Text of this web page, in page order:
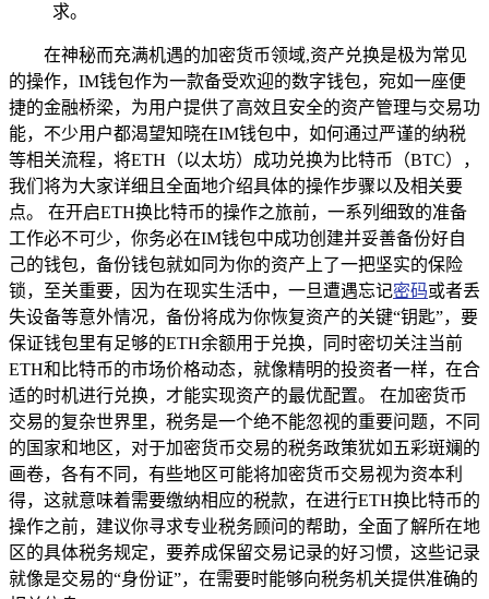
求。
在神秘而充满机遇的加密货币领域,资产兑换是极为常见
的操作，IM钱包作为一款备受欢迎的数字钱包，宛如一座便
捷的金融桥梁，为用户提供了高效且安全的资产管理与交易功
能，不少用户都渴望知晓在IM钱包中，如何通过严谨的纳税
等相关流程，将ETH（以太坊）成功兑换为比特币（BTC），
我们将为大家详细且全面地介绍具体的操作步骤以及相关要
点。 在开启ETH换比特币的操作之旅前，一系列细致的准备
工作必不可少，你务必在IM钱包中成功创建并妥善备份好自
己的钱包，备份钱包就如同为你的资产上了一把坚实的保险
锁，至关重要，因为在现实生活中，一旦遭遇忘记密码或者丢
失设备等意外情况，备份将成为你恢复资产的关键“钥匙”，要
保证钱包里有足够的ETH余额用于兑换，同时密切关注当前
ETH和比特币的市场价格动态，就像精明的投资者一样，在合
适的时机进行兑换，才能实现资产的最优配置。 在加密货币
交易的复杂世界里，税务是一个绝不能忽视的重要问题，不同
的国家和地区，对于加密货币交易的税务政策犹如五彩斑斓的
画卷，各有不同，有些地区可能将加密货币交易视为资本利
得，这就意味着需要缴纳相应的税款，在进行ETH换比特币的
操作之前，建议你寻求专业税务顾问的帮助，全面了解所在地
区的具体税务规定，要养成保留交易记录的好习惯，这些记录
就像是交易的“身份证”，在需要时能够向税务机关提供准确的